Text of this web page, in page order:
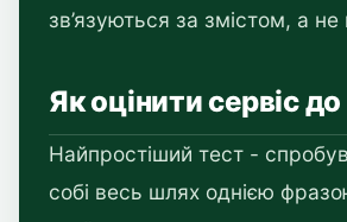
зв’язуються за змістом, а
Як оцінити сервіс
Найпростіший тест -
собі весь шлях однією